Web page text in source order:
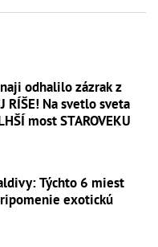
odhalilo zázrak z
RÍŠE! Na svetlo sveta
most STAROVEKU
Týchto 6 miest
exotickú